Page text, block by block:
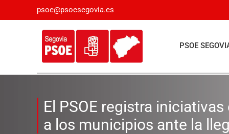
psoe@psoesegovia.es
PSOE
El PSOE registra
a los municipios ante la